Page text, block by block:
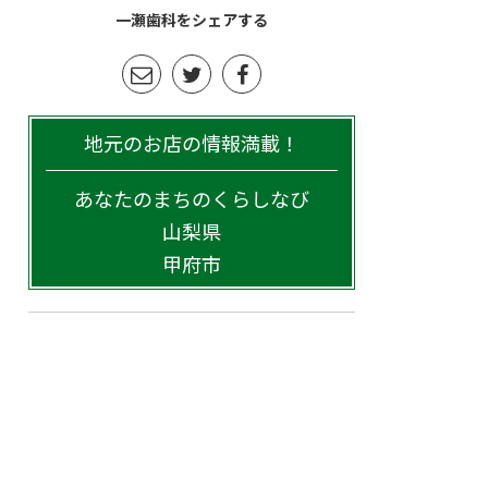
一瀬歯科をシェアする
地元のお店の情報満載！
あなたのまちのくらしなび
山梨県
甲府市